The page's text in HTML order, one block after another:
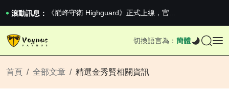
滾動訊息：
iPhone 16e 釋出，蘋果你不要太離譜
2026澳網男單收官：全滿貫對上全滿亞，德約...
《巔峰守衛 Highguard》正式上線，官...
切換語言為： 簡體
首頁 全部文章 精選金秀賢相關資訊